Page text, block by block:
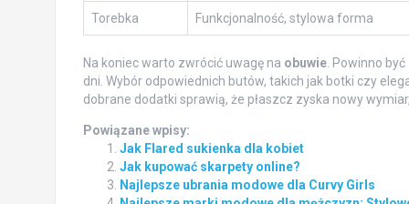
Torebka Funkcjonalność, stylowa forma
Na koniec warto zwrócić uwagę na obuwie. Powinno
dni. Wybór odpowiednich butów, takich jak botki czy
dobrane dodatki sprawią, że płaszcz zyska nowy
Powiązane wpisy:
Jak Flared sukienka dla kobiet
Jak kupować skarpety online?
Najlepsze ubrania modowe dla Curvy Girls